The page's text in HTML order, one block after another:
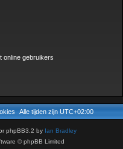
online gebruikers
Alle tijden zijn UTC+02:00
phpBB3.2 by Ian Bradley
© phpBB Limited